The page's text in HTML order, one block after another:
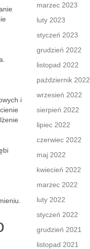
i
marzec 2023
luty 2023
styczeń 2023
grudzień 2022
listopad 2022
październik 2022
wrzesień 2022
sierpień 2022
lipiec 2022
czerwiec 2022
maj 2022
kwiecień 2022
marzec 2022
luty 2022
styczeń 2022
grudzień 2021
listopad 2021